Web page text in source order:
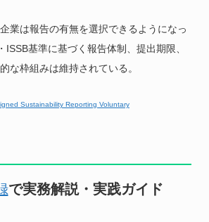
業は報告の有無を選択できるようになっ
ISSB基準に基づく報告体制、提出期限、
な枠組みは維持されている。
Sustainability Reporting Voluntary
で実務解説・実践ガイド